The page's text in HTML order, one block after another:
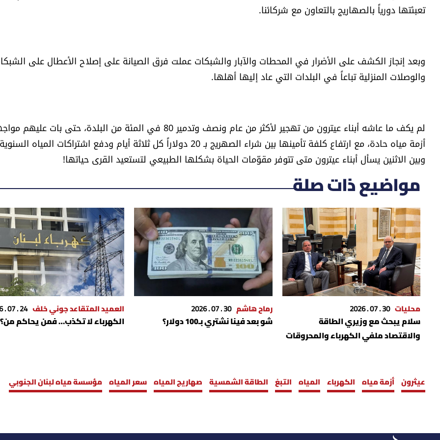
تعبئتها دورياً بالصهاريج بالتعاون مع شركائنا.
وبعد إنجاز الكشف على الأضرار في المحطات والآبار والشبكات عملت فرق الصيانة على إصلاح الأعطال على
والوصلات المنزلية تباعاً في البلدات التي عاد إليها أهلها.
لم يكف ما عاشه أبناء عيترون من تهجير لأكثر من عام ونصف وتدمير 80 في المئة من البلدة، حتى بات
أزمة مياه حادة، مع ارتفاع كلفة تأمينها بين شراء الصهريج بـ 20 دولاراً كل ثلاثة أيام ودفع اشتراكات المياه
وبين الاثنين يسأل أبناء عيترون متى تتوفر مقوّمات الحياة بشكلها الطبيعي لتستعيد القرى حياتها!
مواضيع ذات صلة
محليات 30 . 07 . 2026
سلام يبحث مع وزيري الطاقة
والاقتصاد ملفي الكهرباء والمحروقات
رماح هاشم 30 . 07 . 2026
شو بعد فينا نشتري بـ100 دولار؟
العميد المتقاعد جوني خلف 24 . 07 . 2026
الكهرباء لا تكذب… فمن يحاكم من؟
عيثرون أزمة مياه الكهرباء المياه التبغ الطاقة الشمسية صهاريج المياه سعر المياه مؤسسة مياه لبنان الجنوبي